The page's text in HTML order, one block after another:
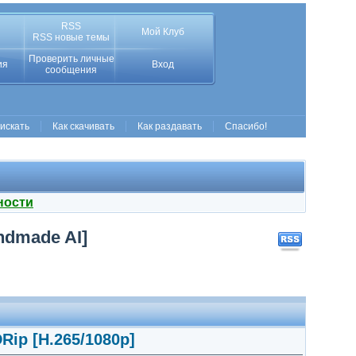
RSS
RSS новые темы
Мой Клуб
Проверить личные
сообщения
Вход
Как скачивать Как раздавать Спасибо!
AI]
[H.265/1080p]